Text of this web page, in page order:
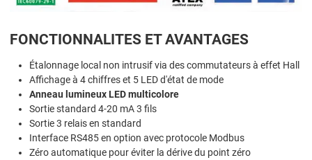
FONCTIONNALITES ET AVANTAGES
Étalonnage local non intrusif via des commutateurs à effet Hall
Affichage à 4 chiffres et 5 LED d'état de mode
Anneau lumineux LED multicolore
Sortie standard 4-20 mA 3 fils
Sortie 3 relais en standard
Interface RS485 en option avec protocole Modbus
Zéro automatique pour éviter la dérive du point zéro